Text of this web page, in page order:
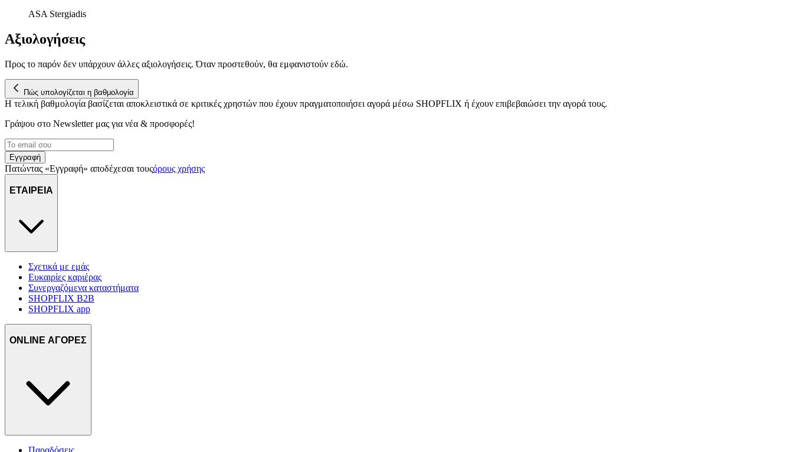
ASA Stergiadis
Αξιολογήσεις
Προς το παρόν δεν υπάρχουν άλλες αξιολογήσεις. Όταν προστεθούν, θα εμφανιστούν εδώ.
Πώς υπολογίζεται η βαθμολογία
Η τελική βαθμολογία βασίζεται αποκλειστικά σε κριτικές χρηστών που έχουν πραγματοποιήσει αγορά μέσω SHOPFLIX ή έχουν επιβεβαιώσει την αγορά τους.
Γράψου στο Νewsletter μας για νέα & προσφορές!
Εγγραφή
Πατώντας «Εγγραφή» αποδέχεσαι τουςόρους χρήσης
ΕΤΑΙΡΕΙΑ
Σχετικά με εμάς
Ευκαιρίες καριέρας
Συνεργαζόμενα καταστήματα
SHOPFLIX B2B
SHOPFLIX app
ONLINE ΑΓΟΡΕΣ